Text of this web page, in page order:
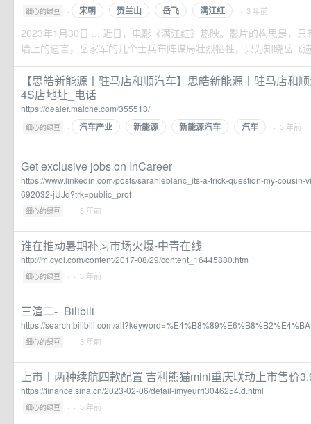
细心的绿豆 · 宋朝 贺兰山 岳飞 满江红 · 3 年前
2023年1月30日 ... 近日，电影《满江红》热映。影片的构思是，
墙上的遗言，岳家军的几个士兵布阵谋局壮烈牺牲，只为知晓岳飞
【思皓新能源丨驻马店和顺汽车】思皓新能源丨驻马店和
4S店地址_电话
https://dealer.maiche.com/355513/
细心的绿豆 · 汽车产业 新能源 新能源汽车 汽车 · 3 年前
Get exclusive jobs on InCareer
https://www.linkedin.com/posts/sarahleblanc_its-a-trick-question-my-
692032-jUJd?trk=public_prof
细心的绿豆 · · 3 年前
谁在推动暑期补习市场火爆-中青在线
http://m.cyol.com/content/2017-08/29/content_16445880.htm
细心的绿豆 · · 3 年前
三渲二-_Bilibili
https://search.bilibili.com/
细心的绿豆 · · 3 年前
上市丨两种续航四款配置 吉利熊猫mini重庆联动上市售价
https://finance.sina.cn/2023-02-06/detail-imyeurri3046254.d.html
细心的绿豆 · · 3 年前